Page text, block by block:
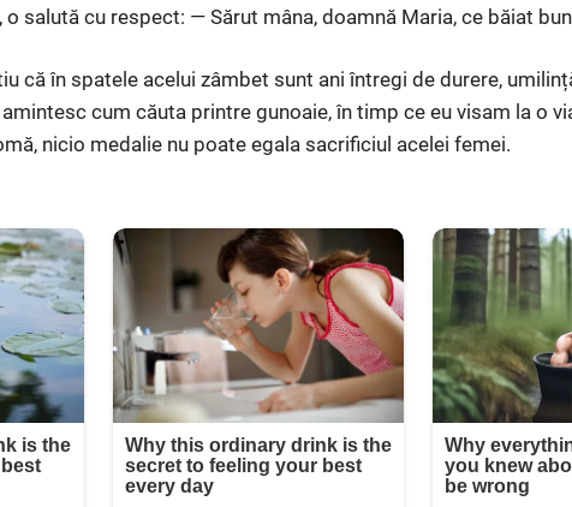
o salută cu respect: — Sărut mâna, doamnă Maria, ce băiat
că în spatele acelui zâmbet sunt ani întregi de durere,
cum căuta printre gunoaie, în timp ce eu visam la o
nicio medalie nu poate egala sacrificiul acelei femei.